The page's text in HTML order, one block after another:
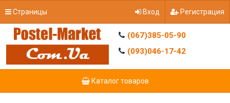
Страницы Вход Регистрация
(067)385-05-90
(093)046-17-42
Каталог товаров